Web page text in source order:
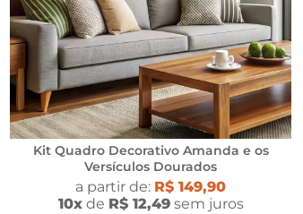
Kit Quadro Decorativo Amanda e os
Versículos Dourados
a partir de: R$ 149,90
10xde R$ 12,49sem juros